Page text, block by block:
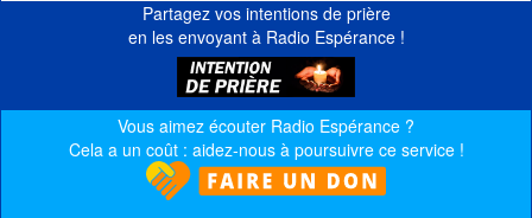
Partagez vos intentions de prière
en les envoyant à Radio Espérance !
Vous aimez écouter Radio Espérance ?
Cela a un coût : aidez-nous à poursuivre ce service !